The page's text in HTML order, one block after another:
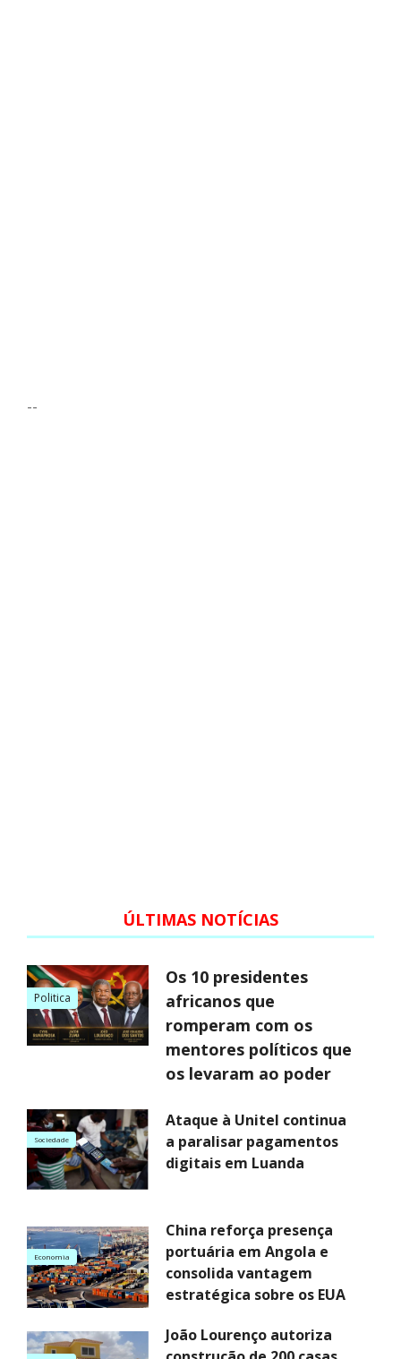
--
ÚLTIMAS NOTÍCIAS
Politica
Os 10 presidentes
africanos que
romperam com os
mentores políticos que
os levaram ao poder
Sociedade
Ataque à Unitel continua
a paralisar pagamentos
digitais em Luanda
Economia
China reforça presença
portuária em Angola e
consolida vantagem
estratégica sobre os EUA
João Lourenço autoriza